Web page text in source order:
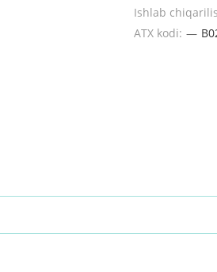
Ishlab
ATX kodi: —